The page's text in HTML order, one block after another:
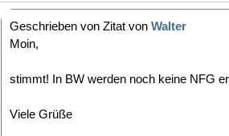
Geschrieben von Zitat von Walter
Moin,
stimmt! In BW werden noch keine NFG
Viele Grüße